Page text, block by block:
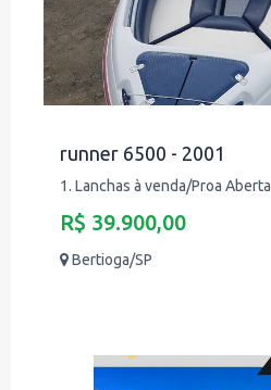
runner 6500 - 2001
1. Lanchas à venda/Proa Aberta
R$ 39.900,00
Bertioga/SP